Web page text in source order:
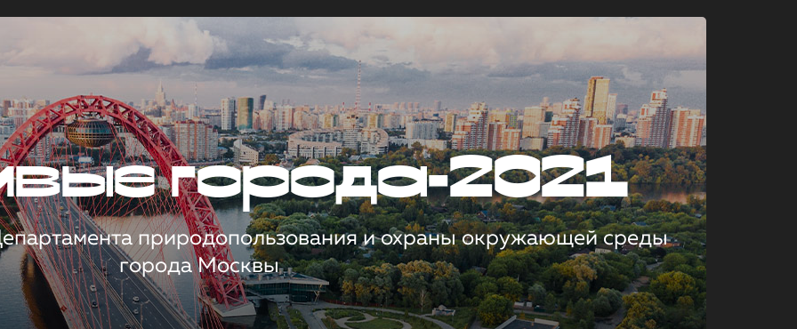
города-2021
природопользования и охраны окружающей среды
города Москвы